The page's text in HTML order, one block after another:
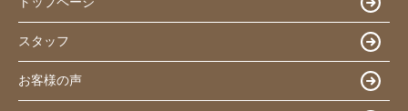
スタッフ
お客様の声